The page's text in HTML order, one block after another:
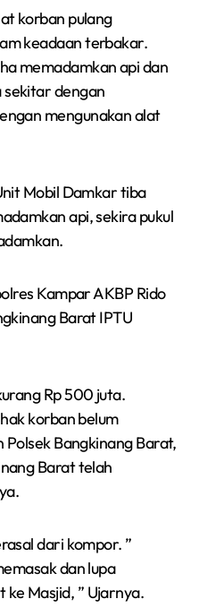
korban pulang
keadaan terbakar.
memadamkan api dan
dengan
mengunakan alat
Mobil Damkar tiba
api, sekira pukul
Kampar AKBP Rido
Barat IPTU
Rp 500 juta.
korban belum
Bangkinang Barat,
Barat telah
dari kompor. ”
dan lupa
Masjid, ” Ujarnya.